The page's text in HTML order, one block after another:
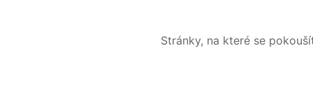
Stránky, na které se